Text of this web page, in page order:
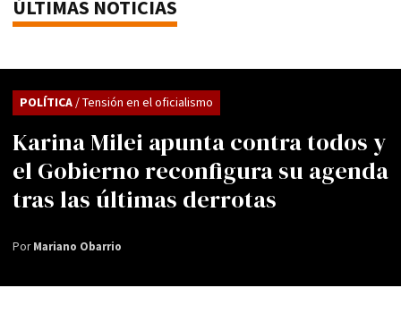
ÚLTIMAS NOTICIAS
Karina Milei apunta contra todos y
el Gobierno reconfigura su agenda
tras las últimas derrotas
POLÍTICA/ Tensión en el oficialismo
PorMariano Obarrio